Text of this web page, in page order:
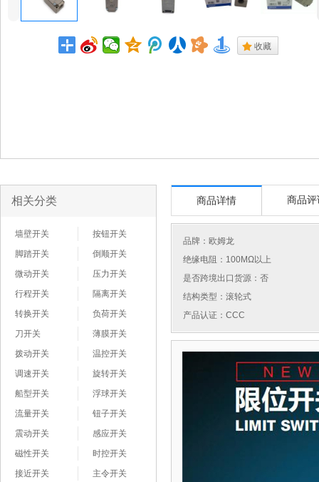
. 收藏
相关分类
墙壁开关
按钮开关
脚踏开关
倒顺开关
微动开关
压力开关
行程开关
隔离开关
转换开关
负荷开关
刀开关
薄膜开关
拨动开关
温控开关
调速开关
旋转开关
船型开关
浮球开关
流量开关
钮子开关
震动开关
感应开关
磁性开关
时控开关
接近开关
主令开关
商品详情 商品评
品牌： 欧姆龙
绝缘电阻：100MΩ以上
是否跨境出口货源：否
结构类型：滚轮式
产品认证：CCC